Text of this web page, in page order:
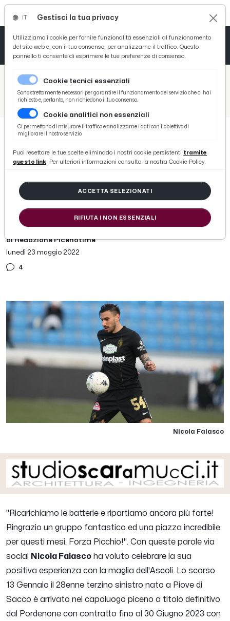
/ Picenotime
/ Ascoli Time
Ascoli Calcio, agente Falasco: “Entusiasta di ambiente e struttura tecnica. Pronto a rilanciare le ambizioni”
Ascoli Calcio, agente Falasco:
“Entusiasta di ambiente e struttura
tecnica. Pronto a rilanciare le
ambizioni”
di Redazione Picenotime
lunedì 23 maggio 2022
4
Nicola Falasco
"Ricarichiamo le batterie e ripartiamo ancora più forte!
Ringrazio un gruppo fantastico ed una piazza incredibile
per questi mesi. Forza Picchio!". Con queste parole via
social
Nicola Falasco ha voluto celebrare la sua
positiva esperienza con la maglia dell'Ascoli. Lo scorso
13 Gennaio il 28enne terzino sinistro nato a Piove di
Sacco è arrivato nel capoluogo piceno a titolo definitivo
dal Pordenone con contratto fino al 30 Giugno 2023 con
Gestisci la tua privacy
Utilizziamo i cookie per fornire funzionalità essenziali al funzionamento
del sito web e, con il tuo consenso, per analizzarne il traffico. Questo
pannello ti consente di esprimere le tue preferenze di consenso.
Cookie tecnici essenziali
Sono strettamente necessari per garantire il funzionamento del servizio che ci hai
richiesto e, pertanto, non richiedono il tuo consenso.
Cookie analitici non essenziali
Ci permettono di misurare il traffico e analizzarne i dati con l'obiettivo di
migliorare il nostro servizio.
Puoi resettare le tue scelte eliminado i nostri cookie persistenti tramite
questo link. Per ulteriori informazioni consulta la nostra Cookie Policy.
ACCETTA SELEZIONATI
RIFIUTA I NON ESSENZIALI
Tutto News
Tutto Sport
Basket
Ciclismo
Tutto Curiosità